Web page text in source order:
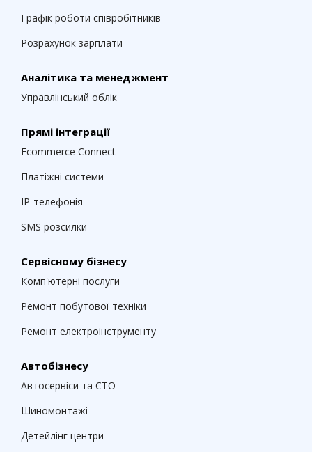
Графік роботи співробітників
Розрахунок зарплати
Аналітика та менеджмент
Управлінський облік
Прямі інтеграції
Ecommerce Connect
Платіжні системи
IP-телефонія
SMS розсилки
Сервісному бізнесу
Комп'ютерні послуги
Ремонт побутової техніки
Ремонт електроінструменту
Автобізнесу
Автосервіси та СТО
Шиномонтажі
Детейлінг центри